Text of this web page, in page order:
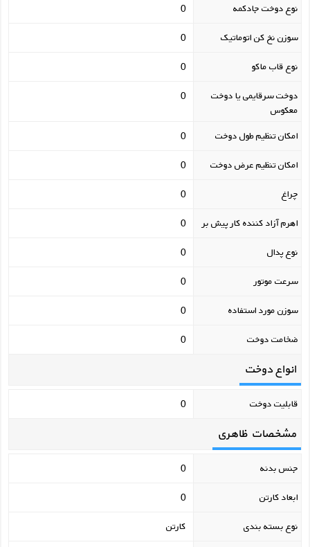
نوع دوخت جادکمه 0
سوزن نخ کن اتوماتیک 0
نوع قاب ماکو 0
دوخت سرقایمی یا دوخت
معکوس
0
امکان تنظیم طول دوخت 0
امکان تنظیم عرض دوخت 0
چراغ 0
اهرم آزاد کننده کار پیش بر 0
نوع پدال 0
سرعت موتور 0
سوزن مورد استفاده 0
ضخامت دوخت 0
انواع دوخت
قابلیت دوخت 0
مشخصات ظاهری
جنس بدنه 0
ابعاد کارتن 0
نوع بسته بندی کارتن